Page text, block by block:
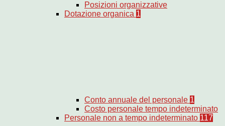
Posizioni organizzative
Dotazione organica 1
Conto annuale del personale 1
Costo personale tempo indeterminato
Personale non a tempo indeterminato 117